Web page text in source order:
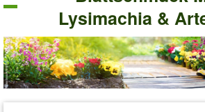
Lysimachia &